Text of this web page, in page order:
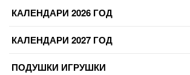
КАЛЕНДАРИ 2026 ГОД
КАЛЕНДАРИ 2027 ГОД
ПОДУШКИ ИГРУШКИ